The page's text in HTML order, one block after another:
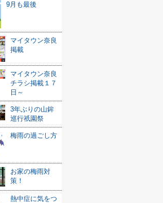
9月も最後
マイタウン奈良
掲載
マイタウン奈良
チラシ掲載１７
日～
3年ぶりの山鉾
巡行祇園祭
梅雨の過ごし方
お家の梅雨対
策！
熱中症に気をつ